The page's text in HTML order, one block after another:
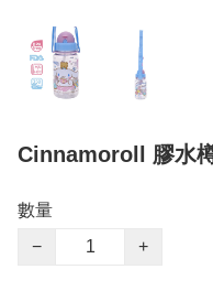
Cinnamoroll 膠水
數量
−
+